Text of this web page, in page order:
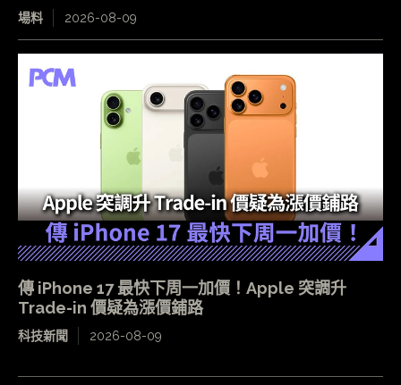
場料 2026-08-09
傳 iPhone 17 最快下周一加價！Apple 突調升
Trade-in 價疑為漲價鋪路
科技新聞 2026-08-09